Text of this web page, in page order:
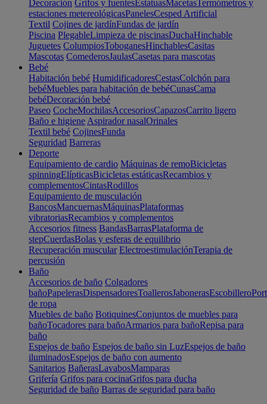
Decoración Grifos y fuentesEstatuasMacetasTermómetros y
estaciones metereológicasPanelesCesped Artificial
Textil Cojines de jardínFundas de jardín
Piscina PlegableLimpieza de piscinasDuchaHinchable
Juguetes ColumpiosToboganesHinchablesCasitas
Mascotas ComederosJaulasCasetas para mascotas
Bebé
Habitación bebé HumidificadoresCestasColchón para
bebéMuebles para habitación de bebéCunasCama
bebéDecoración bebé
Paseo CocheMochilasAccesoriosCapazosCarrito ligero
Baño e higiene Aspirador nasalOrinales
Textil bebé CojinesFunda
Seguridad Barreras
Deporte
Equipamiento de cardio Máquinas de remoBicicletas
spinningElípticasBicicletas estáticasRecambios y
complementosCintasRodillos
Equipamiento de musculación
BancosMancuernasMáquinasPlataformas
vibratoriasRecambios y complementos
Accesorios fitness BandasBarrasPlataforma de
stepCuerdasBolas y esferas de equilibrio
Recuperación muscular ElectroestimulaciónTerapia de
percusión
Baño
Accesorios de baño Colgadores
bañoPapelerasDispensadoresToallerosJabonerasEscobillero
de ropa
Muebles de baño BotiquinesConjuntos de muebles para
bañoTocadores para bañoArmarios para bañoRepisa para
baño
Espejos de baño Espejos de baño sin LuzEspejos de baño
iluminadosEspejos de baño con aumento
Sanitarios BañerasLavabosMamparas
Grifería Grifos para cocinaGrifos para ducha
Seguridad de baño Barras de seguridad para baño